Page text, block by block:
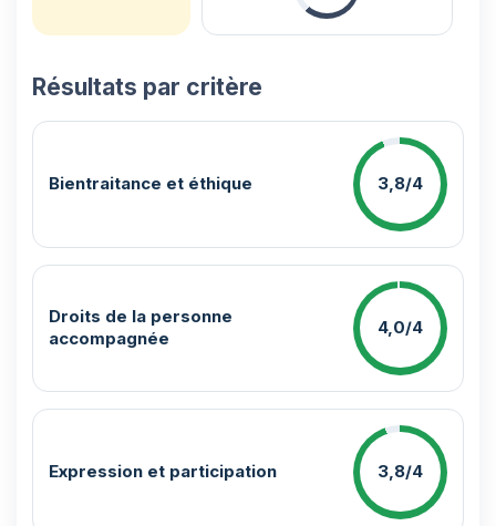
Résultats par critère
Bientraitance et éthique 3,8/4
Droits de la personne
accompagnée
4,0/4
Expression et participation 3,8/4